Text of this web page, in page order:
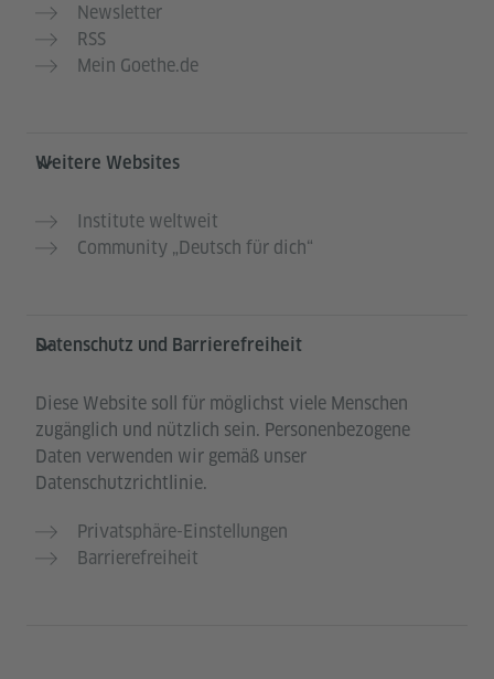
Newsletter
RSS
Mein Goethe.de
Weitere Websites
Institute weltweit
Community „Deutsch für dich“
Datenschutz und Barrierefreiheit
Diese Website soll für möglichst viele Menschen
zugänglich und nützlich sein. Personenbezogene
Daten verwenden wir gemäß unser
Datenschutzrichtlinie.
Privatsphäre-Einstellungen
Barrierefreiheit